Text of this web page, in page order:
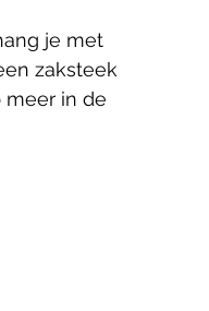
je met
zaksteek
meer in de